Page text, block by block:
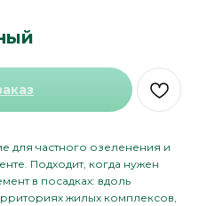
для частного озеленения и
Подходит, когда нужен
в посадках: вдоль
жилых комплексов,